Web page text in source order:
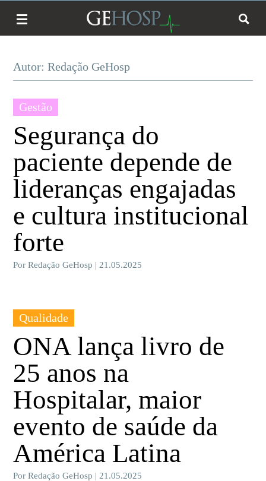
Autor: Redação GeHosp
Gestão
Segurança do
paciente depende de
lideranças engajadas
e cultura institucional
forte
Por Redação GeHosp | 21.05.2025
Qualidade
ONA lança livro de
25 anos na
Hospitalar, maior
evento de saúde da
América Latina
Por Redação GeHosp | 21.05.2025